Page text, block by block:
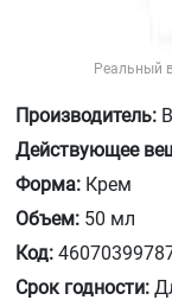
Реальный
Производитель:
Действующее
Форма: Крем
Объем: 50 мл
Код:
Срок годности: